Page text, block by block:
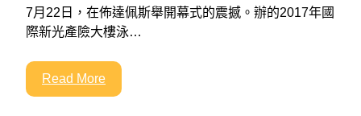
7月22日，在佈達佩斯舉開幕式的震撼。辦的2017年國
際新光產險大樓泳…
Read More